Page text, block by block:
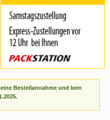
Bestellannahme und kein